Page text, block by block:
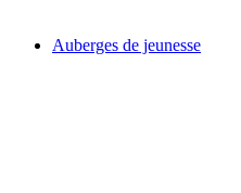
Auberges de jeunesse